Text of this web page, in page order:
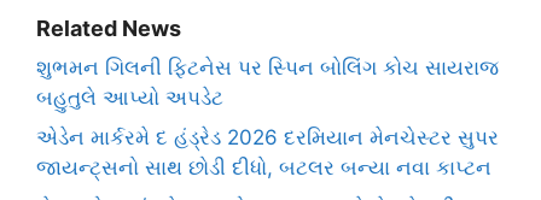
Related News
શુભમન ગિલની ફિટનેસ પર સ્પિન બોલિંગ કોચ સાયરાજ
બહુતુલે આપ્યો અપડેટ
એડેન માર્કરમે દ હંડ્રેડ 2026 દરમિયાન મેનચેસ્ટર સુપર
જાયન્ટ્સનો સાથ છોડી દીધો, બટલર બન્યા નવા કાપ્ટન